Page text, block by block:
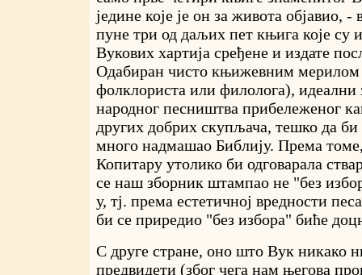
једине које је он за живота објавио, -
пуне три од даљих пет књига које су
Вукових хартија сређене и издате
Одабиран чисто књижевним
фолклориста или филолога), идеални
народног песништва прибележеног
других добрих скупљача, тешко да
много надмашао Библију. Према
Копитару утолико би одговарала
се наш зборник штампао не "без
у, тј. према естетичној вредности
би се приредио "без избора" биће
С друге стране, оно што Вук никако
предвидети (због чега нам његова